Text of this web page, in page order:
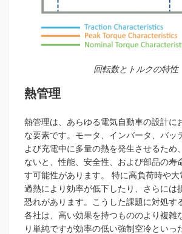
回転数とトルクの特性
熱管理
熱管理は、あらゆる電気自動車の設計に
な要素です。モータ、インバータ、バッ
よび充電中に多量の熱を発生させるため
ないと、性能、安全性、および部品の寿
す可能性があります。 特に高負荷時や大
過熱により効率が低下したり、さらには
恐れがあります。こうした課題に対処す
各社は、高い効果を持つもののより複雑
り単純ですが効率の低い強制空冷といっ